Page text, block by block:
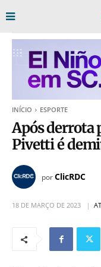
INÍCIO ESPORTE
Após derrota
Pivetti é
porClicRDC
18 DE MARÇO DE 2023